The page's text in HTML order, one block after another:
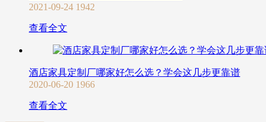
2021-09-24 1942
查看全文
酒店家具定制厂哪家好怎么选？学会这几步更靠谱
2020-06-20 1966
查看全文